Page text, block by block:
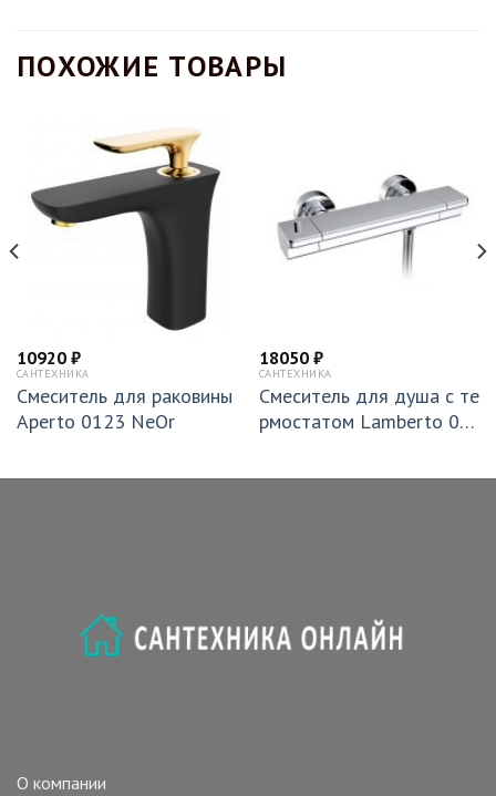
ПОХОЖИЕ ТОВАРЫ
10920 ₽
САНТЕХНИКА
Смеситель для раковины
Aperto 0123 NeOr
18050 ₽
САНТЕХНИКА
Смеситель для душа с те
рмостатом Lamberto 03
О компании